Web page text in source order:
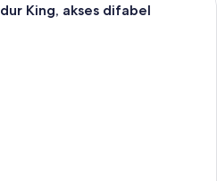
King, akses difabel